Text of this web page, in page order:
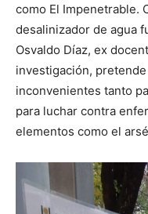
como El Impenetrable.
desalinizador de agua
Osvaldo Díaz, ex
investigación,
inconvenientes tanto
para luchar contra
elementos como el